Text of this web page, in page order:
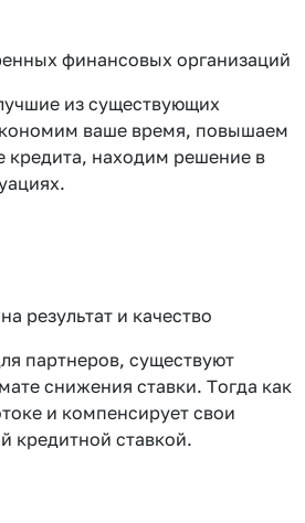
финансовых организаций
из существующих
ваше время, повышаем
кредита, находим решение в
результат и качество
партнеров, существуют
снижения ставки. Тогда как
и компенсирует свои
кредитной ставкой.